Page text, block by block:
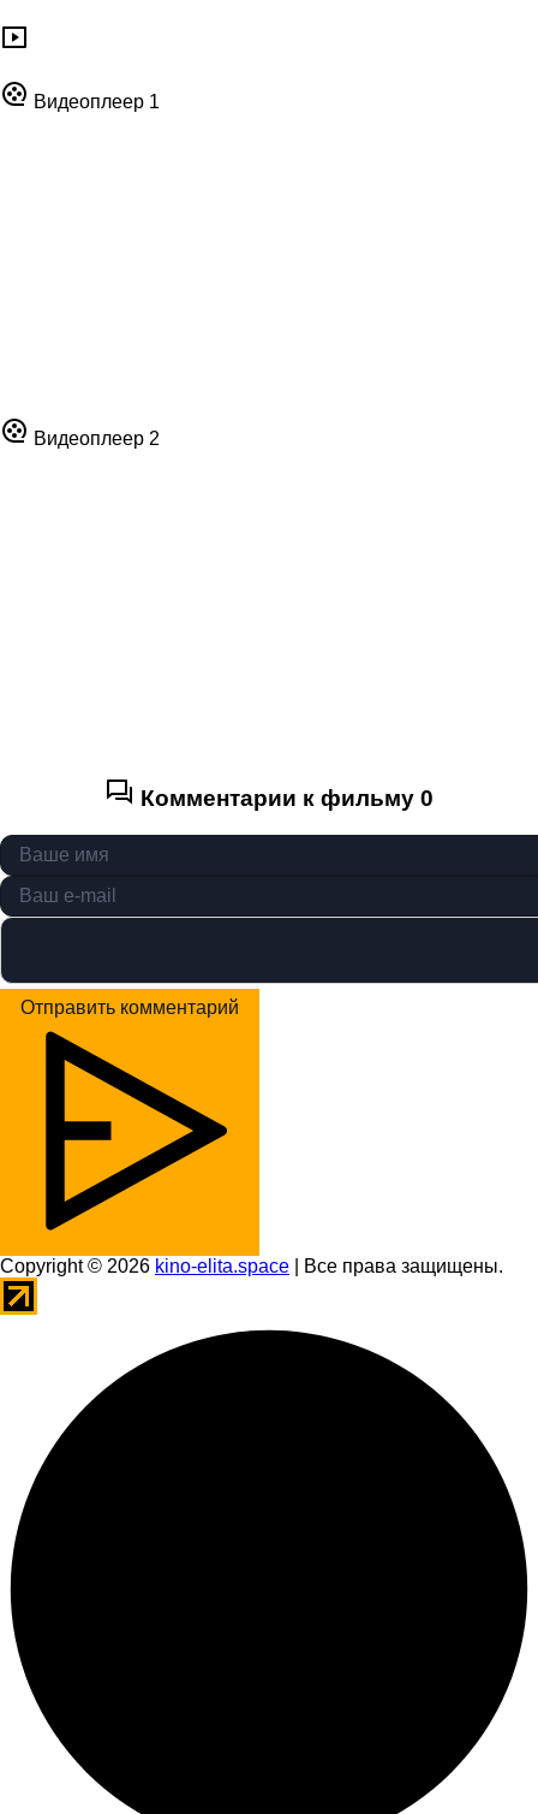
Видеоплеер 1
Видеоплеер 2
Комментарии к фильму 0
Отправить комментарий
Copyright © 2026 kino-elita.space | Все права защищены.